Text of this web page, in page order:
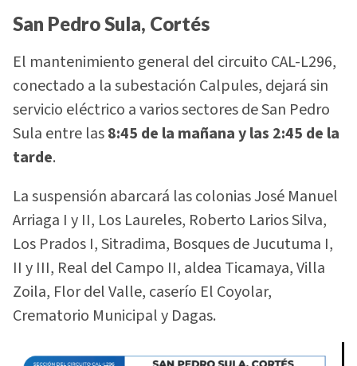
San Pedro Sula, Cortés
El mantenimiento general del circuito CAL-L296,
conectado a la subestación Calpules, dejará sin
servicio eléctrico a varios sectores de San Pedro
Sula entre las8:45 de la mañana y las 2:45 de la
tarde.
La suspensión abarcará las colonias José Manuel
Arriaga I y II, Los Laureles, Roberto Larios Silva,
Los Prados I, Sitradima, Bosques de Jucutuma I,
II y III, Real del Campo II, aldea Ticamaya, Villa
Zoila, Flor del Valle, caserío El Coyolar,
Crematorio Municipal y Dagas.